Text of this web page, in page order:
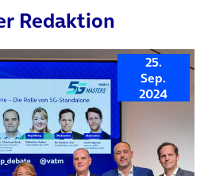
Redaktion
25.
Sep.
2024